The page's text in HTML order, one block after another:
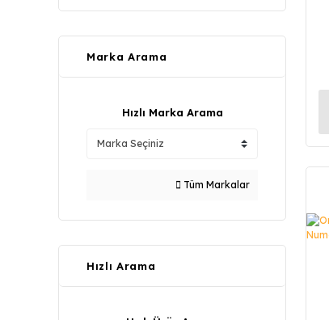
Marka Arama
Hızlı Marka Arama
Tüm Markalar
Hızlı Arama